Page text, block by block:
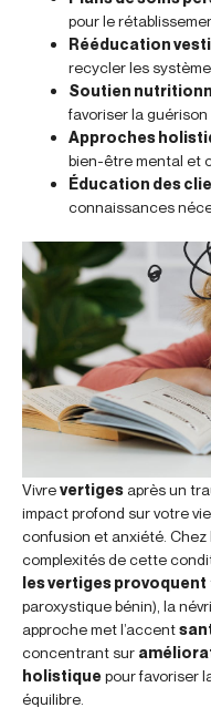
pour le
Rééducation
recycler les
Soutien
favoriser la guérison
Approches
bien-être mental et
Éducation des
connaissances
Vivrevertiges après un
impact profond sur votre
confusion et anxiété. Chez
complexités de cette
les vertiges provoquent
paroxystique bénin), la
approche met l’accent
concentrant sur
holistiquepour favoriser
équilibre.